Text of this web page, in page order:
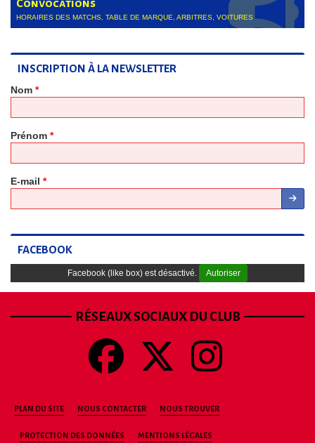
Convocations
HORAIRES DES MATCHS, TABLE DE MARQUE, ARBITRES, VOITURES
INSCRIPTION À LA NEWSLETTER
Nom *
Prénom *
E-mail *
FACEBOOK
Facebook (like box) est désactivé. Autoriser
RÉSEAUX SOCIAUX DU CLUB
PLAN DU SITE NOUS CONTACTER NOUS TROUVER
PROTECTION DES DONNÉES MENTIONS LÉGALES